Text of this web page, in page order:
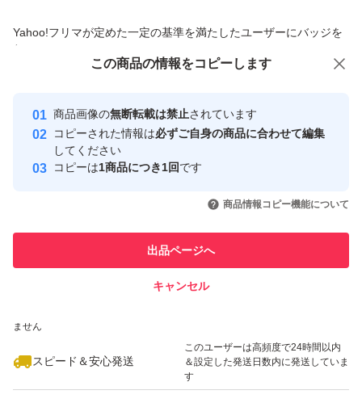
Yahoo!フリマが定めた一定の基準を満たしたユーザーにバッジを
付与しています
安心取引出品者
心・安全なユーザーです
取引実績
引を完了させた実績があります
での取引実績があります
ません
スピード＆安心発送
このユーザーは高頻度で24時間以内
＆設定した発送日数内に発送していま
す
この商品の情報をコピーします
商品画像の無断転載は禁止されています
コピーされた情報は必ずご自身の商品に合わせて編集
してください
コピーは1商品につき1回です
商品情報コピー機能について
出品ページへ
キャンセル
この商品をみている人にオススメ